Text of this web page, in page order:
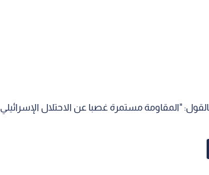
"المقاومة مستمرة غصبا عن الاحتلال الإسرائيلي